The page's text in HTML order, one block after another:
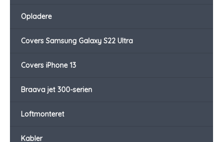
Opladere
Covers Samsung Galaxy S22 Ultra
Covers iPhone 13
Braava jet 300-serien
Loftmonteret
Kabler